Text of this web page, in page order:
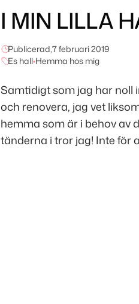
I MIN LILLA
Publicerad,7 februari 2019
Es hall•Hemma hos mig
Samtidigt som jag har noll
och renovera, jag vet
hemma som är i behov av
tänderna i tror jag! Inte för